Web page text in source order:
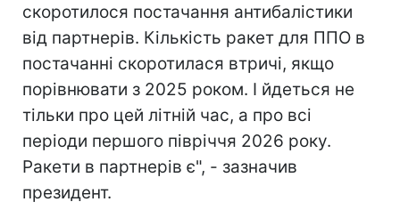
скоротилося постачання антибалістики
від партнерів. Кількість ракет для ППО в
постачанні скоротилася втричі, якщо
порівнювати з 2025 роком. І йдеться не
тільки про цей літній час, а про всі
періоди першого півріччя 2026 року.
Ракети в партнерів є", - зазначив
президент.